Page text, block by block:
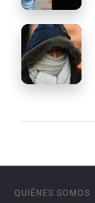
QUIÉNES SOMOS